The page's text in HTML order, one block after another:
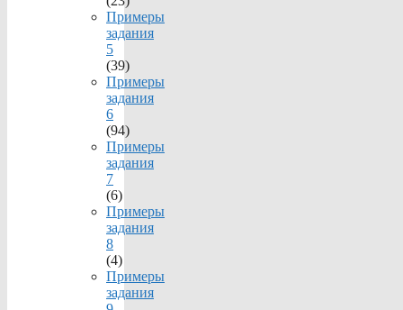
Примеры
задания
5
(39)
Примеры
задания
6
(94)
Примеры
задания
7
(6)
Примеры
задания
8
(4)
Примеры
задания